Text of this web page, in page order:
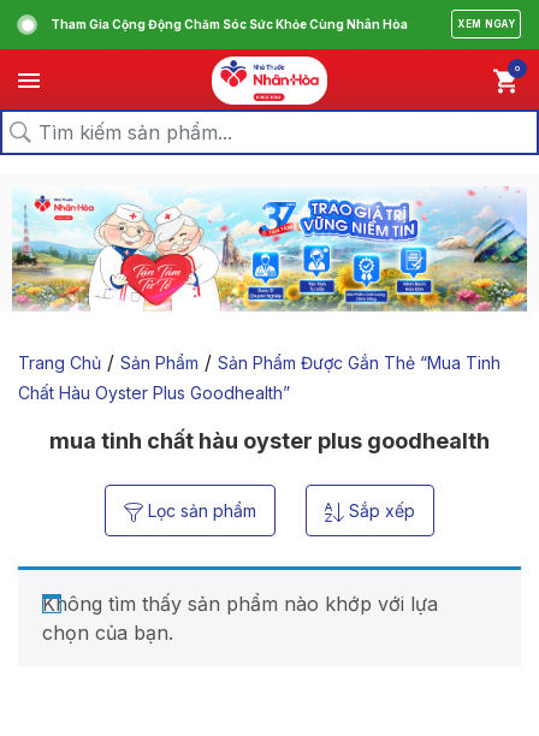
Tham Gia Cộng Động Chăm Sóc Sức Khỏe Cùng Nhân Hòa XEM NGAY
0
Trang Chủ / Sản Phẩm / Sản Phẩm Được Gắn Thẻ “mua Tinh
Chất Hàu Oyster Plus Goodhealth”
mua tinh chất hàu oyster plus goodhealth
Lọc sản phẩm Sắp xếp
Không tìm thấy sản phẩm nào khớp với lựa
chọn của bạn.